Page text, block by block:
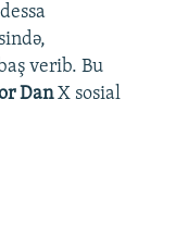
verib. Bu
DanX sosial